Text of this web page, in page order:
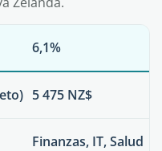
6,1%
5 475 NZ$
Finanzas, IT, Salud